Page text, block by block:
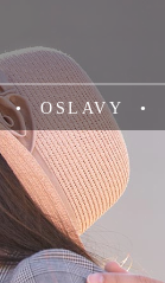
OSLAVY